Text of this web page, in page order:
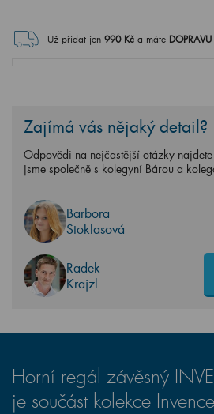
Už přidat jen 990Kč a máte
Zajímá vás nějaký detail?
Odpovědi na nejčastější otázky
jsme společně s kolegyní Bárou a
Barbora
Stoklasová
Radek
Krajzl
Horní regál závěsný
je součást kolekce Invence